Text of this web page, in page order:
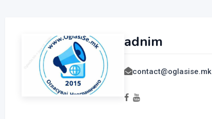
adnim
contact@oglasise.mk